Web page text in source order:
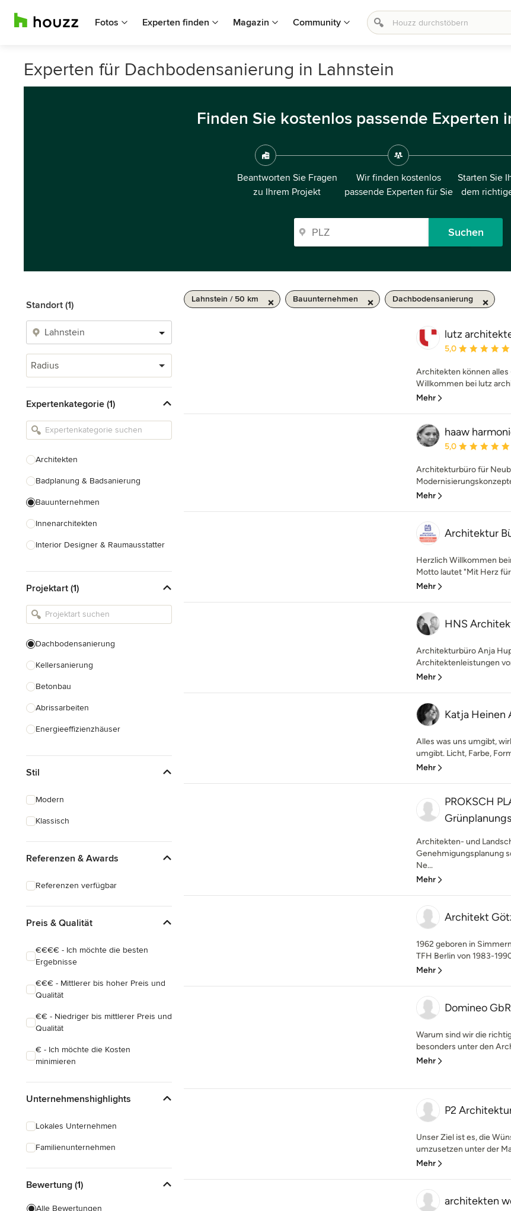
Fotos Experten finden Magazin Community
Experten für Dachbodensanierung in Lahnstein
Finden Sie kostenlos passende Experten
Beantworten Sie Fragen
zu Ihrem Projekt
Wir finden kostenlos
passende Experten für Sie
Starten Sie
dem
Suchen
Standort (1)
Radius
Expertenkategorie (1)
Architekten
Badplanung & Badsanierung
Bauunternehmen
Innenarchitekten
Interior Designer & Raumausstatter
Landschaftsarchitekten
Armaturen & Sanitärbedarf
Projektart (1)
Dachbodensanierung
Kellersanierung
Betonbau
Abrissarbeiten
Energieeffizienzhäuser
Garagenbau
Alle anzeigen
Stil
Modern
Klassisch
Referenzen & Awards
Referenzen verfügbar
Preis & Qualität
€€€€ - Ich möchte die besten
Ergebnisse
€€€ - Mittlerer bis hoher Preis und
Qualität
€€ - Niedriger bis mittlerer Preis und
Qualität
€ - Ich möchte die Kosten
minimieren
Unternehmenshighlights
Lokales Unternehmen
Familienunternehmen
Bewertung (1)
Alle Bewertungen
Lahnstein / 50 km Bauunternehmen Dachbodensanierung
lutz
Durchschnittliche
5,0
Architekten können alles
Willkommen bei lutz
Mehr
haaw
Durchschnittliche
5,0
Architekturbüro für
Mehr
Architektur
Herzlich Willkommen
Motto lautet "Mit Herz
Mehr
HNS
Architekturbüro Anja
Architektenleistungen
Mehr
Katja Heinen
Alles was uns umgibt,
umgibt. Licht, Farbe,
Mehr
PROKSCH
Architekten- und
Genehmigungsplanung
Ne...
Mehr
Architekt
1962 geboren in
TFH Berlin von 1983-
Mehr
Domineo GbR
Warum sind wir die
besonders unter den
Mehr
P2
Unser Ziel ist es, die
umzusetzen unter der
Mehr
architekten